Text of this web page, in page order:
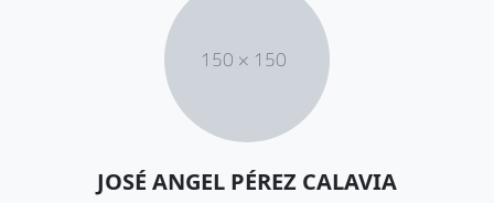
JOSÉ ANGEL PÉREZ CALAVIA